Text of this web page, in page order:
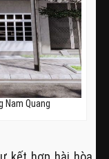
Nam Quang